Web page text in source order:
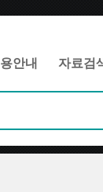
안내 자료검